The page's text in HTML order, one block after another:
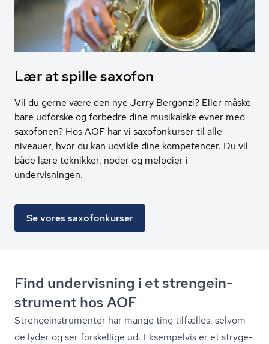
Lær at spille saxofon
Vil du gerne være den nye Jerry Bergonzi? Eller måske
bare udforske og forbedre dine musikalske evner med
saxofonen? Hos AOF har vi saxofonkurser til alle
niveauer, hvor du kan udvikle dine kompetencer. Du vil
både lære teknikker, noder og melodier i
undervisningen.
Se vores saxofonkurser
Find undervisning i et stren­ge­in­
stru­ment hos AOF
Stren­ge­in­stru­men­ter har mange ting tilfælles, selvom
de lyder og ser forskellige ud. Eksempelvis er et stry­ge­